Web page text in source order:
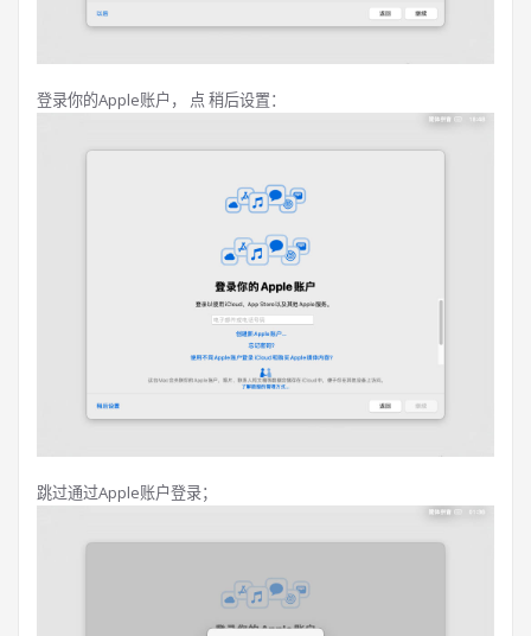
登录你的Apple账户， 点 稍后设置：
跳过通过Apple账户登录；